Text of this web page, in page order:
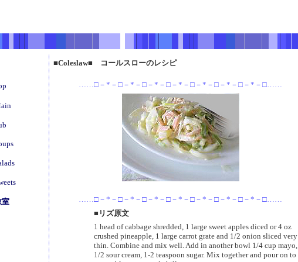
室
■Coleslaw■ コールスローのレシピ
……□－*－□－*－□－*－□－*－□－*－□－*－□－*－□……
……□－*－□－*－□－*－□－*－□－*－□－*－□－*－□……
■リズ原文
1 head of cabbage shredded, 1 large sweet apples diced or 4 oz
crushed pineapple, 1 large carrot grate and 1/2 onion sliced very
thin. Combine and mix well. Add in another bowl 1/4 cup mayo,
1/2 sour cream, 1-2 teaspoon sugar. Mix together and pour on to